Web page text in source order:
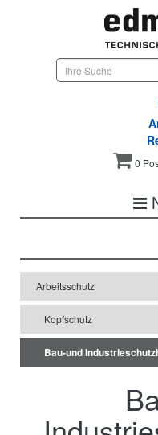
0
Arbeitsschutz
Kopfschutz
Bau-und